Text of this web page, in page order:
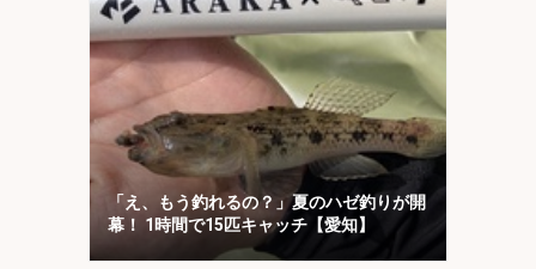
「え、もう釣れるの？」夏のハゼ釣りが開
幕！ 1時間で15匹キャッチ【愛知】